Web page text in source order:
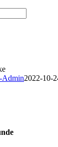
Admin2022-10-